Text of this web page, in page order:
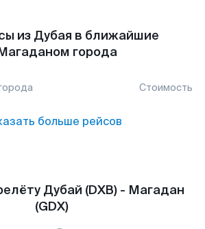
из Дубая в ближайшие
города
Стоимость
больше рейсов
Дубай (DXB) - Магадан
(GDX)